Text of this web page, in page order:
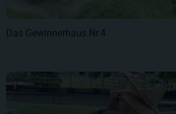
Das Gewinnerhaus Nr.4